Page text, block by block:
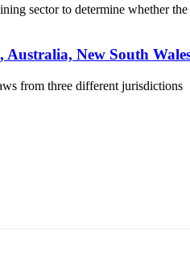
sector to determine whether
New South
from three different jurisdictions